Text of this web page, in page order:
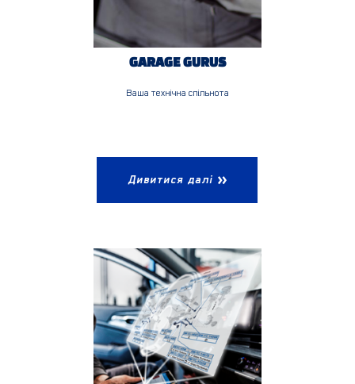
GARAGE GURUS
Ваша технічна спільнота
Дивитися далі